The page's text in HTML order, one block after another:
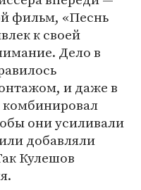
фильм, «Песнь
к своей
Дело в
и даже в
комбинировал
они усиливали
добавляли
Кулешов